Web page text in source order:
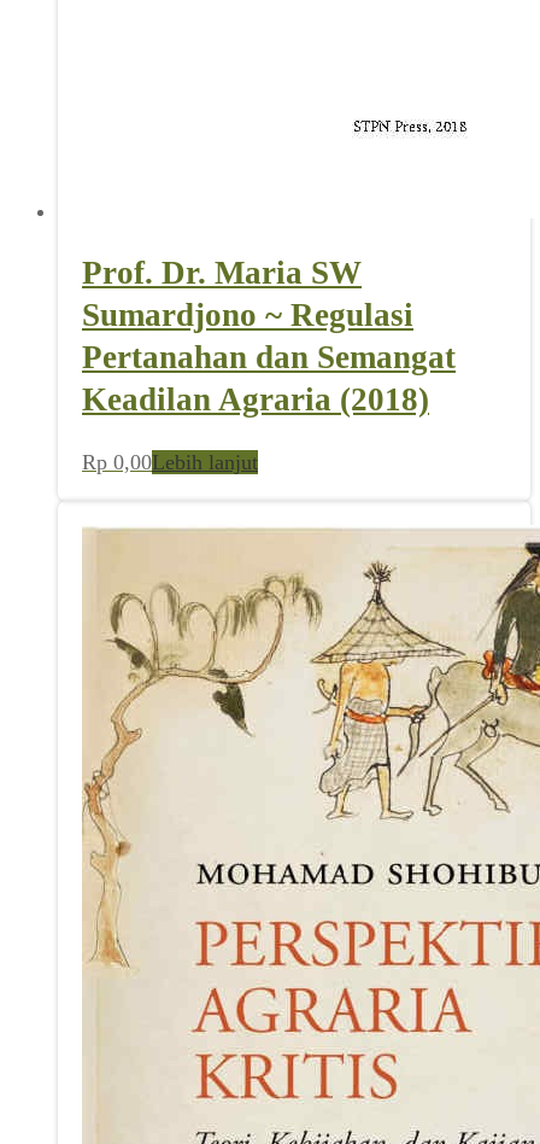
Prof. Dr. Maria SW
Sumardjono ~ Regulasi
Pertanahan dan Semangat
Keadilan Agraria (2018)
Rp 0,00Lebih lanjut